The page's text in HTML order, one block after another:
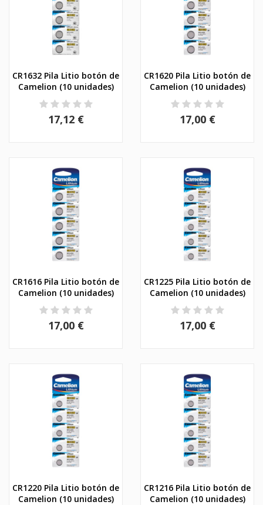
CR1632 Pila Litio botón de
Camelion (10 unidades)
17,12 €
CR1620 Pila Litio botón de
Camelion (10 unidades)
17,00 €
CR1616 Pila Litio botón de
Camelion (10 unidades)
17,00 €
CR1225 Pila Litio botón de
Camelion (10 unidades)
17,00 €
CR1220 Pila Litio botón de
Camelion (10 unidades)
CR1216 Pila Litio botón de
Camelion (10 unidades)